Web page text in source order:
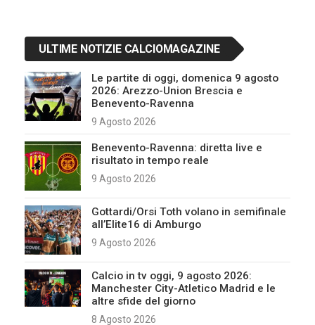
ULTIME NOTIZIE CALCIOMAGAZINE
Le partite di oggi, domenica 9 agosto
2026: Arezzo-Union Brescia e
Benevento-Ravenna
9 Agosto 2026
Benevento-Ravenna: diretta live e
risultato in tempo reale
9 Agosto 2026
Gottardi/Orsi Toth volano in semifinale
all’Elite16 di Amburgo
9 Agosto 2026
Calcio in tv oggi, 9 agosto 2026:
Manchester City-Atletico Madrid e le
altre sfide del giorno
8 Agosto 2026